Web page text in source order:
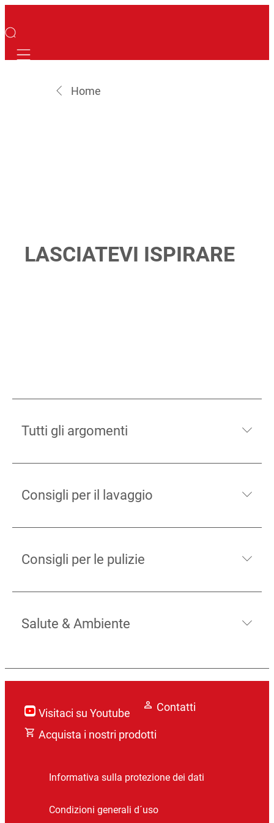
Mobile navigation
Home
LASCIATEVI ISPIRARE
Tutti gli argomenti
Consigli per il lavaggio
Consigli per le pulizie
Salute & Ambiente
Visitaci su Youtube Contatti
Acquista i nostri prodotti
Informativa sulla protezione dei dati
Condizioni generali d´uso